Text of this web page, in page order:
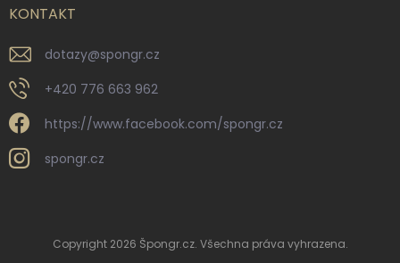
KONTAKT
dotazy@spongr.cz
+420 776 663 962
https://www.facebook.com/spongr.cz
spongr.cz
Copyright 2026 Špongr.cz. Všechna práva vyhrazena.